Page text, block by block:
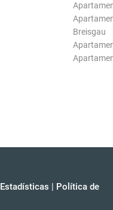
Breisgau
Estadísticas | Política de